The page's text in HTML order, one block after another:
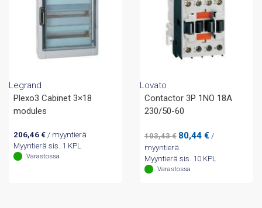
Legrand
Plexo3 Cabinet 3×18
modules
206,46 €/ myyntierä
Myyntierä sis. 1 KPL
Varastossa
Lovato
Contactor 3P 1NO 18A
230/50-60
103,43€ Alkuperäinen
hinta
oli:
103,43 €.
80,44 €Nykyinen
on:
/
myyntierä
Myyntierä sis. 10 KPL
Varastossa